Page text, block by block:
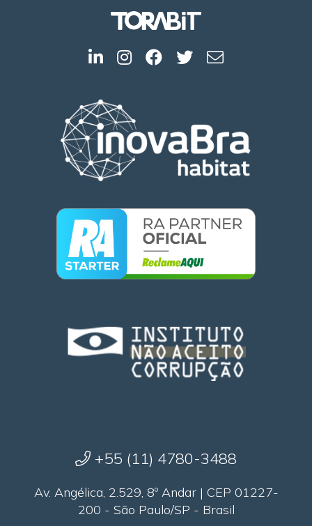
+55 (11) 4780-3488
Av. Angélica, 2.529, 8º Andar | CEP 01227-
200 - São Paulo/SP - Brasil